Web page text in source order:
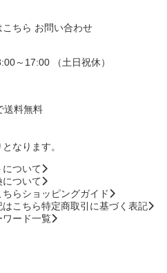
お問い合わせ
～17:00 （土日祝休）
送料無料
なります。
ついて
ついて
ショッピングガイド
特定商取引に基づく表記
ワード一覧